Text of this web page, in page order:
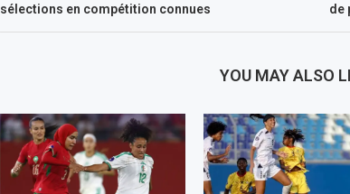
sélections en compétition connues
de
YOU MAY ALSO